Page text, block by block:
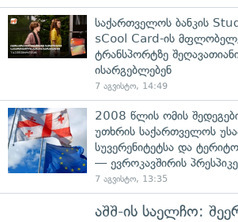
საქართველოს ბანკის
sCool Card-ის
ტრანსპორტზე
ისარგებლებენ
7 აგვისტო, 14:49
2008 წლის ომის
უთხრის საქართველოს
სუვერენიტეტსა და
— ევროკავშირის
7 აგვისტო, 13:35
აშშ-ის საელჩო: